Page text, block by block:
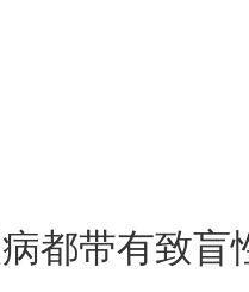
带有致盲